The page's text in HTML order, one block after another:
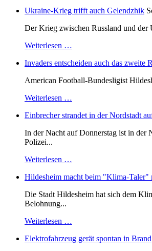
Ukraine-Krieg trifft auch Gelendzhik
Der Krieg zwischen Russland und der
Weiterlesen …
Invaders entscheiden auch das zweite
American Football-Bundesligist
Weiterlesen …
Einbrecher strandet in der Nordstadt
In der Nacht auf Donnerstag ist in der
Polizei...
Weiterlesen …
Hildesheim macht beim "Klima-Taler"
Die Stadt Hildesheim hat sich dem
Belohnung...
Weiterlesen …
Elektrofahrzeug gerät spontan in Brand